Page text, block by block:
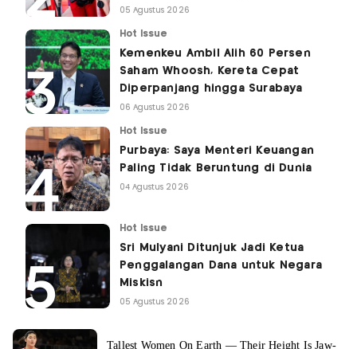
05 Agustus 2026
Hot Issue
Kemenkeu Ambil Alih 60 Persen
Saham Whoosh, Kereta Cepat
Diperpanjang hingga Surabaya
06 Agustus 2026
Hot Issue
Purbaya: Saya Menteri Keuangan
Paling Tidak Beruntung di Dunia
04 Agustus 2026
Hot Issue
Sri Mulyani Ditunjuk Jadi Ketua
Penggalangan Dana untuk Negara
Miskisn
05 Agustus 2026